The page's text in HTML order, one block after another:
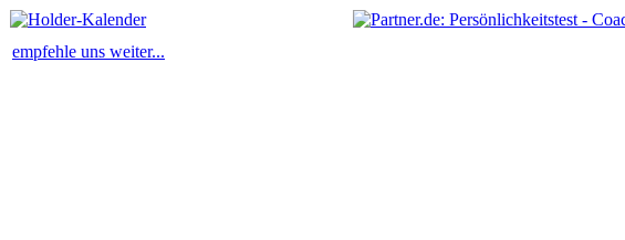
empfehle uns weiter...